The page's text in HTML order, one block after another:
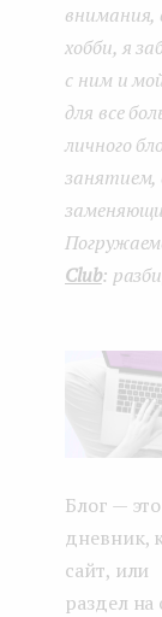
внимания,
хобби, я
с ним и
для все
личного
занятием,
Club:
Блог —
дневник,
сайт, или
раздел